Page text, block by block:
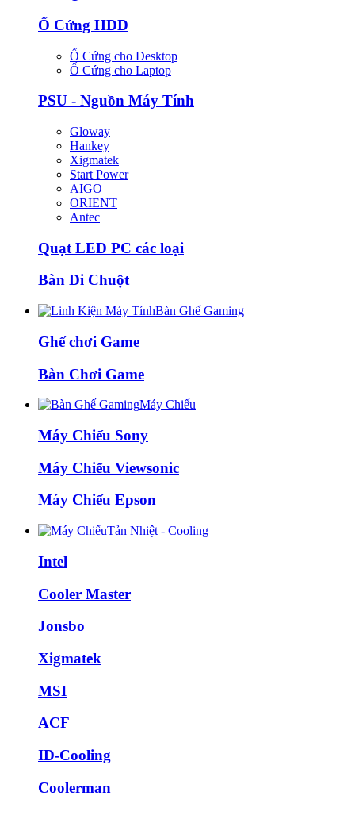
Ổ Cứng HDD
Ổ Cứng cho Desktop
Ổ Cứng cho Laptop
PSU - Nguồn Máy Tính
Gloway
Hankey
Xigmatek
Start Power
AIGO
ORIENT
Antec
Quạt LED PC các loại
Bàn Di Chuột
Bàn Ghế Gaming
Ghế chơi Game
Bàn Chơi Game
Máy Chiếu
Máy Chiếu Sony
Máy Chiếu Viewsonic
Máy Chiếu Epson
Tản Nhiệt - Cooling
Intel
Cooler Master
Jonsbo
Xigmatek
MSI
ACF
ID-Cooling
Coolerman